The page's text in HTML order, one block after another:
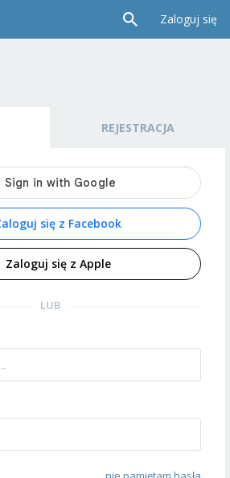
Zaloguj się
REJESTRACJA
się z Facebook
Zaloguj się z Apple
LUB